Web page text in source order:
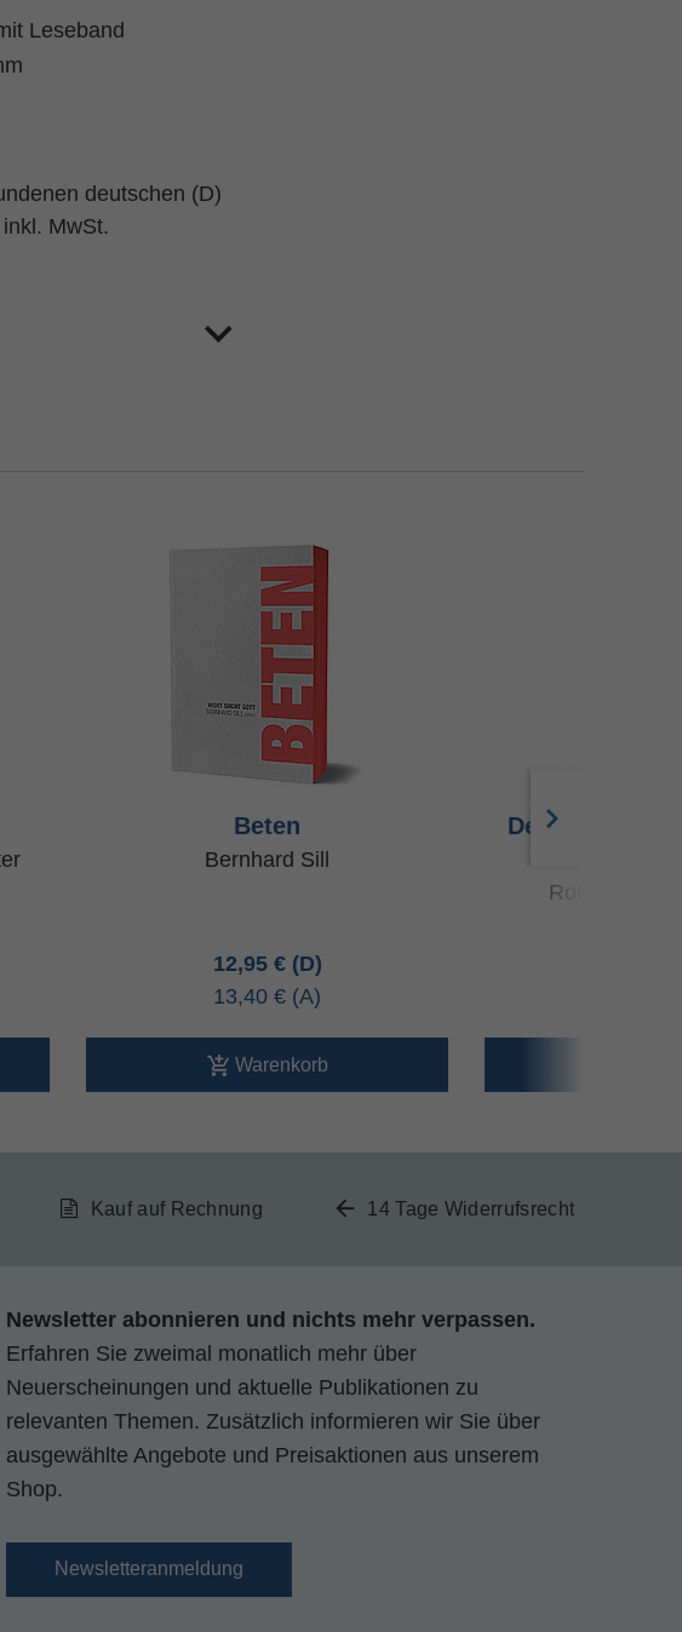
Leseband
deutschen (D)
MwSt.
Beten
Bernhard Sill
12,95 €
13,40 €
Warenkorb
Der Segen
Roland
Kauf auf Rechnung 14 Tage Widerrufsrecht
Newsletter abonnieren und nichts mehr verpassen.
Erfahren Sie zweimal monatlich mehr über
Neuerscheinungen und aktuelle Publikationen zu
relevanten Themen. Zusätzlich informieren wir Sie über
ausgewählte Angebote und Preisaktionen aus unserem
Shop.
Newsletteranmeldung